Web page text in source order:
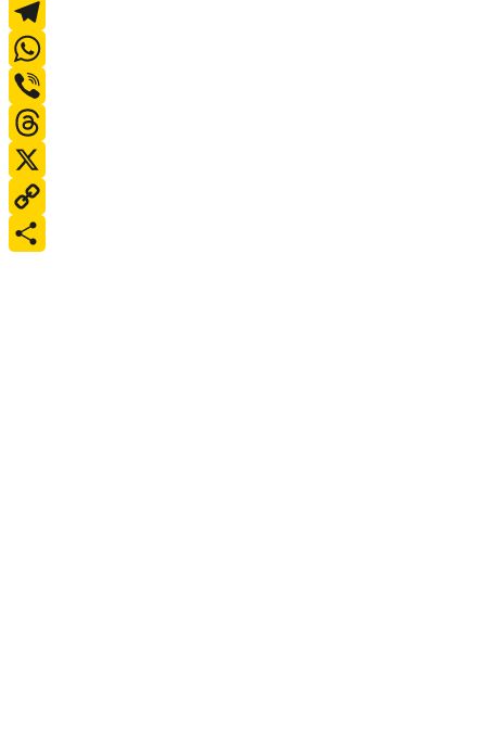
Facebook
Telegram
WhatsApp
Viber
Threads
X
Copy